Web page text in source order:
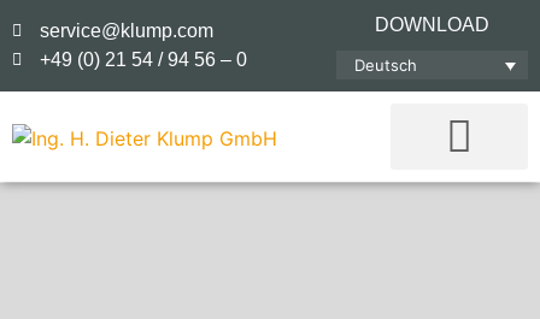
service@klump.com
+49 (0) 21 54 / 94 56 – 0
DOWNLOAD
Deutsch